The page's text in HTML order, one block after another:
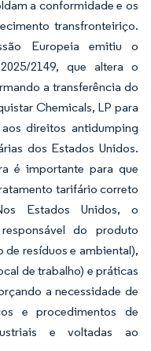
a conformidade e os
transfronteiriço.
Europeia emitiu o
2149, que altera o
a transferência do
Chemicals, LP para
direitos antidumping
dos Estados Unidos.
é importante para que
tarifário correto
Estados Unidos, o
do produto
de resíduos e ambiental),
de trabalho) e práticas
a necessidade de
e procedimentos de
e voltadas ao